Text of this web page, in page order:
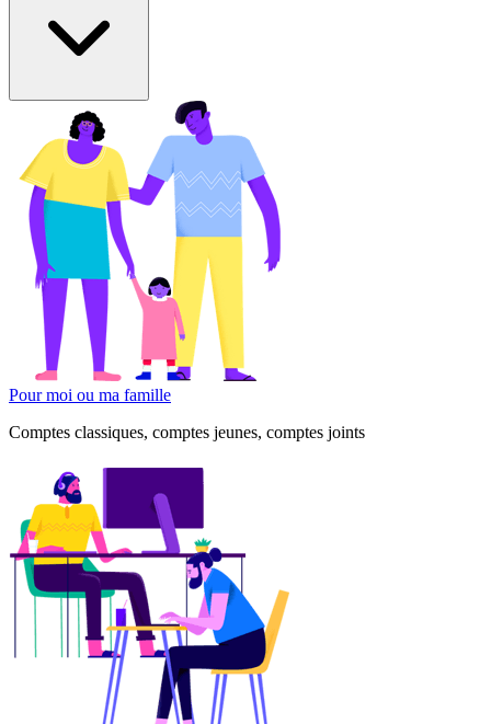
Pour moi ou ma famille
Comptes classiques, comptes jeunes, comptes joints